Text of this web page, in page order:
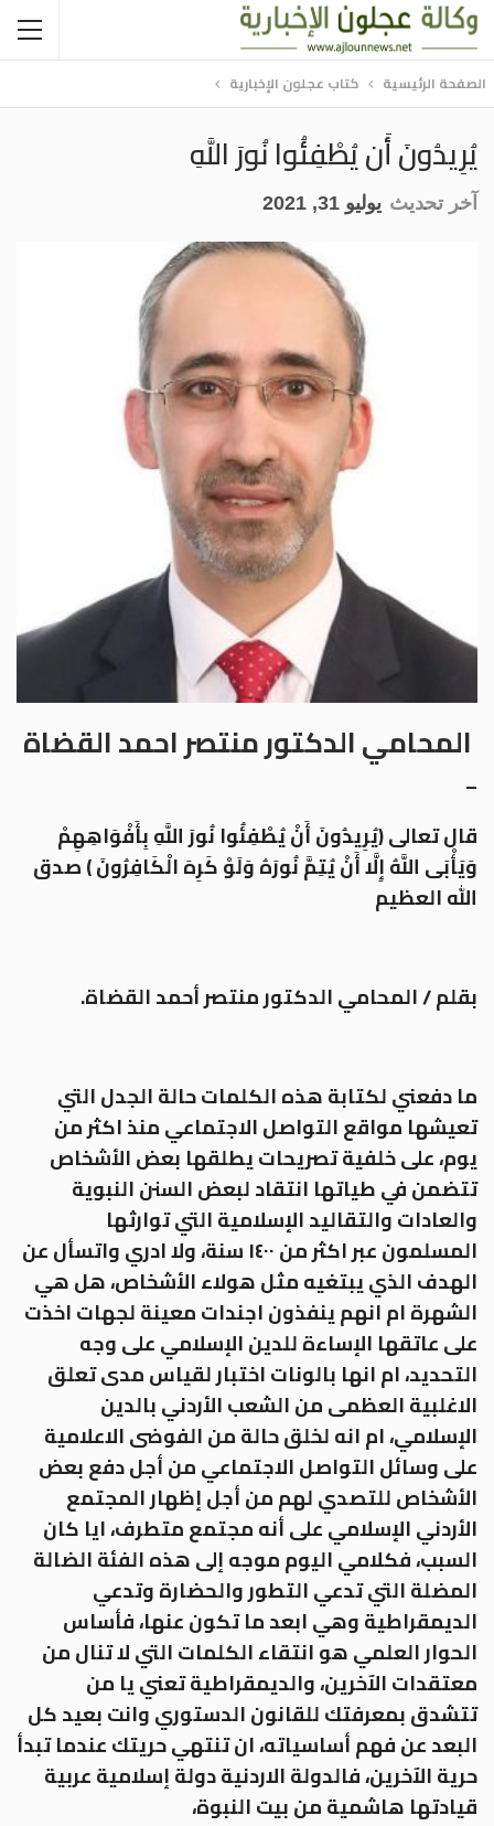
الصفحة الرئيسية كتاب عجلون الإخبارية
يُرِيدُونَ أَن يُطْفِئُوا نُورَ اللَّهِ
آخر تحديث يوليو 31, 2021
المحامي الدكتور منتصر احمد القضاة
–
قال تعالى (يُرِيدُونَ أَنْ يُطْفِئُوا نُورَ اللَّهِ بِأَفْوَاهِهِمْ
وَيَأْبَى اللَّهُ إِلَّا أَنْ يُتِمَّ نُورَهُ وَلَوْ كَرِهَ الْكَافِرُونَ ) صدق
الله العظيم
بقلم / المحامي الدكتور منتصر أحمد القضاة.
ما دفعني لكتابة هذه الكلمات حالة الجدل التي
تعيشها مواقع التواصل الاجتماعي منذ اكثر من
يوم، على خلفية تصريحات يطلقها بعض الأشخاص
تتضمن في طياتها انتقاد لبعض السنن النبوية
والعادات والتقاليد الإسلامية التي توارثها
المسلمون عبر اكثر من ١٤٠٠ سنة، ولا ادري واتسأل عن
الهدف الذي يبتغيه مثل هولاء الأشخاص، هل هي
الشهرة ام انهم ينفذون اجندات معينة لجهات اخذت
على عاتقها الإساءة للدين الإسلامي على وجه
التحديد، ام انها بالونات اختبار لقياس مدى تعلق
الاغلبية العظمى من الشعب الأردني بالدين
الإسلامي، ام انه لخلق حالة من الفوضى الاعلامية
على وسائل التواصل الاجتماعي من أجل دفع بعض
الأشخاص للتصدي لهم من أجل إظهار المجتمع
الأردني الإسلامي على أنه مجتمع متطرف، ايا كان
السبب، فكلامي اليوم موجه إلى هذه الفئة الضالة
المضلة التي تدعي التطور والحضارة وتدعي
الديمقراطية وهي ابعد ما تكون عنها، فأساس
الحوار العلمي هو انتقاء الكلمات التي لا تنال من
معتقدات الآخرين، والديمقراطية تعني يا من
تتشدق بمعرفتك للقانون الدستوري وانت بعيد كل
البعد عن فهم أساسياته، ان تنتهي حريتك عندما تبدأ
حرية الآخرين، فالدولة الاردنية دولة إسلامية عربية
قيادتها هاشمية من بيت النبوة،